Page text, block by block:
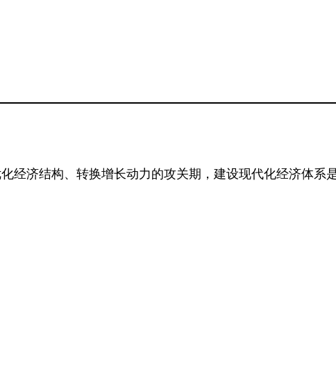
经济结构、转换增长动力的攻关期，建设现代化经济体系